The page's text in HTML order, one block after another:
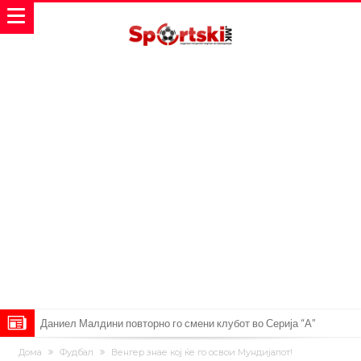
Даниел Малдини повторно го смени клубот во Серија “А”
Аморим донесе одлука: Милан ќе го крати составот
Дома Фудбал Венгер знае кој ќе го освои Мундијалот!